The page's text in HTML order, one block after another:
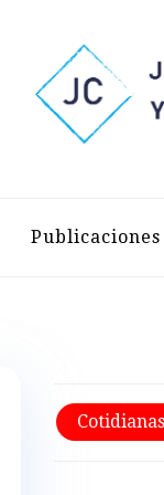
Publicaciones
Cotidianas